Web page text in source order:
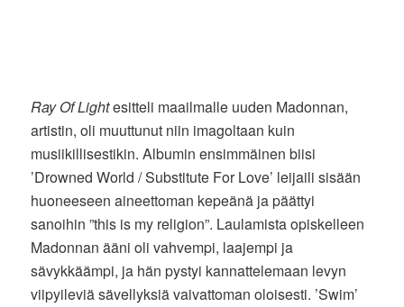
Ray Of Lightesitteli maailmalle uuden Madonnan,
artistin, oli muuttunut niin imagoltaan kuin
musiikillisestikin. Albumin ensimmäinen biisi
’Drowned World / Substitute For Love’ leijaili sisään
huoneeseen aineettoman kepeänä ja päättyi
sanoihin ”this is my religion”. Laulamista opiskelleen
Madonnan ääni oli vahvempi, laajempi ja
sävykkäämpi, ja hän pystyi kannattelemaan levyn
viipyileviä sävellyksiä vaivattoman oloisesti. ’Swim’